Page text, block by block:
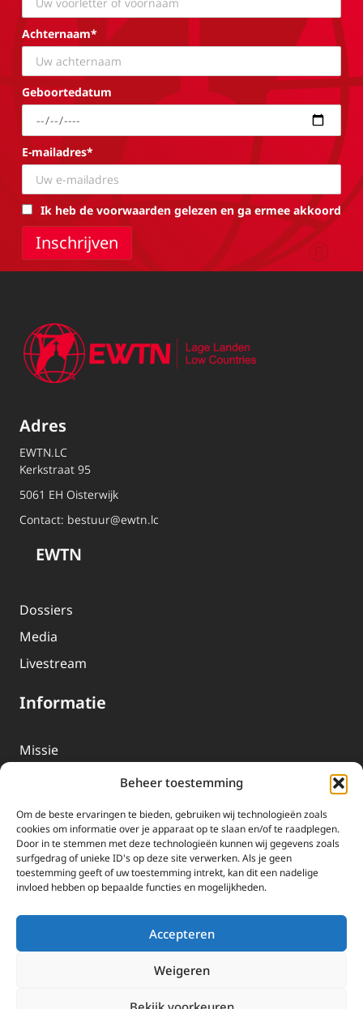
Beheer toestemming
Om de beste ervaringen te bieden, gebruiken wij technologieën zoals
cookies om informatie over je apparaat op te slaan en/of te raadplegen.
Door in te stemmen met deze technologieën kunnen wij gegevens zoals
surfgedrag of unieke ID's op deze site verwerken. Als je geen
toestemming geeft of uw toestemming intrekt, kan dit een nadelige
invloed hebben op bepaalde functies en mogelijkheden.
Accepteren
Weigeren
Achternaam*
Geboortedatum
E-mailadres*
Ik heb de voorwaarden gelezen en ga ermee akkoord
Adres
EWTN.LC
Kerkstraat 95
5061 EH Oisterwijk
Contact: bestuur@ewtn.lc
EWTN
Dossiers
Media
Livestream
Informatie
Missie
EWTN-Team
Organisatiegegevens
Doneren
EWTN wordt uitsluitend gefinancierd door uw donaties.
Wij ontvangen bewust geen advertentie-inkomsten of